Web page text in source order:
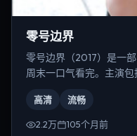
零号边界
零号边界（2017）是一
周末一口气看完。主演包
高清 流畅
2.2万 105个月前